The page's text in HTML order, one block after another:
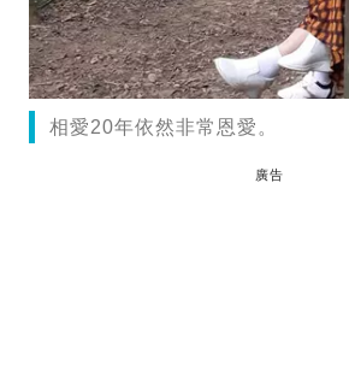
相愛20年依然非常恩愛。
廣告